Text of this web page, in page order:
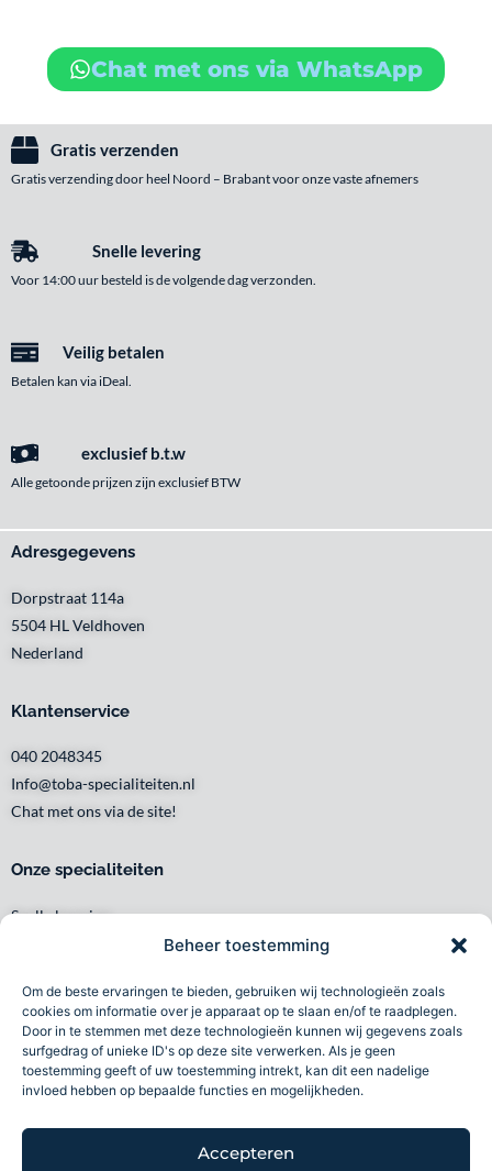
Beheer toestemming
Om de beste ervaringen te bieden, gebruiken wij technologieën zoals
cookies om informatie over je apparaat op te slaan en/of te raadplegen.
Door in te stemmen met deze technologieën kunnen wij gegevens zoals
surfgedrag of unieke ID's op deze site verwerken. Als je geen
toestemming geeft of uw toestemming intrekt, kan dit een nadelige
invloed hebben op bepaalde functies en mogelijkheden.
Accepteren
Chat met ons via WhatsApp
Gratis verzenden
Gratis verzending door heel Noord – Brabant voor onze vaste afnemers
Snelle levering
Voor 14:00 uur besteld is de volgende dag verzonden.
Veilig betalen
Betalen kan via iDeal.
exclusief b.t.w
Alle getoonde prijzen zijn exclusief BTW
Adresgegevens
Dorpstraat 114a
5504 HL Veldhoven
Nederland
Klantenservice
040 2048345
Info@toba-specialiteiten.nl
Chat met ons via de site!
Onze specialiteiten
Snelle levering
Waar en wanneer u het wilt
Persoonlijk en lokaal
Duurzaam
Betrouwbaar
Volg ons